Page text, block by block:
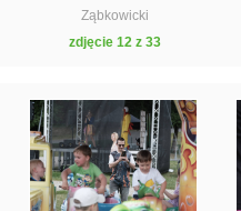
Ząbkowicki
zdjęcie 12 z 33